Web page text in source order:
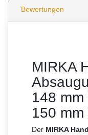
Bewertungen
MIRKA
148
150 mm
Der MIRKA